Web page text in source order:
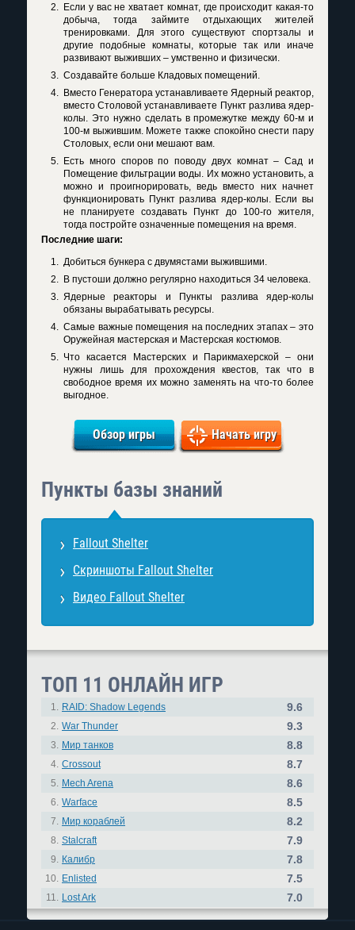
Если у вас не хватает комнат, где происходит какая-то
добыча, тогда займите отдыхающих жителей
тренировками. Для этого существуют спортзалы и
другие подобные комнаты, которые так или иначе
развивают выживших – умственно и физически.
Создавайте больше Кладовых помещений.
Вместо Генератора устанавливаете Ядерный реактор,
вместо Столовой устанавливаете Пункт разлива ядер-
колы. Это нужно сделать в промежутке между 60-м и
100-м выжившим. Можете также спокойно снести пару
Столовых, если они мешают вам.
Есть много споров по поводу двух комнат – Сад и
Помещение фильтрации воды. Их можно установить, а
можно и проигнорировать, ведь вместо них начнет
функционировать Пункт разлива ядер-колы. Если вы
не планируете создавать Пункт до 100-го жителя,
тогда постройте означенные помещения на время.
Последние шаги:
Добиться бункера с двумястами выжившими.
В пустоши должно регулярно находиться 34 человека.
Ядерные реакторы и Пункты разлива ядер-колы
обязаны вырабатывать ресурсы.
Самые важные помещения на последних этапах – это
Оружейная мастерская и Мастерская костюмов.
Что касается Мастерских и Парикмахерской – они
нужны лишь для прохождения квестов, так что в
свободное время их можно заменять на что-то более
выгодное.
Обзор игры Начать игру
Пункты базы знаний
Fallout Shelter
Скриншоты Fallout Shelter
Видео Fallout Shelter
ТОП 11 ОНЛАЙН ИГР
1. RAID: Shadow Legends 9.6
2. War Thunder 9.3
3. Мир танков 8.8
4. Crossout 8.7
5. Mech Arena 8.6
6. Warface 8.5
7. Мир кораблей 8.2
8. Stalcraft 7.9
9. Калибр 7.8
10. Enlisted 7.5
11. Lost Ark 7.0